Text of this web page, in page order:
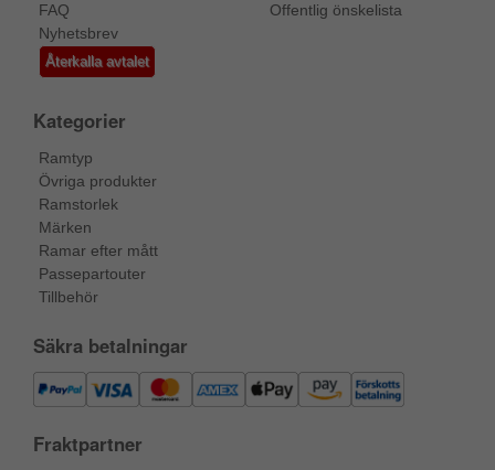
FAQ
Nyhetsbrev
Återkalla avtalet
Offentlig önskelista
Kategorier
Ramtyp
Övriga produkter
Ramstorlek
Märken
Ramar efter mått
Passepartouter
Tillbehör
Säkra betalningar
Fraktpartner